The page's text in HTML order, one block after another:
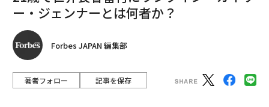
ー・ジェンナーとは何者か？
Forbes JAPAN 編集部
著者フォロー 記事を保存